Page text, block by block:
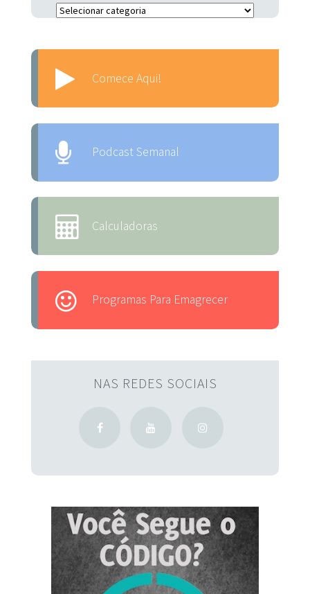
Escolha o Assunto:
Comece Aqui!
Podcast Semanal
Calculadoras
Programas Para Emagrecer
NAS REDES SOCIAIS